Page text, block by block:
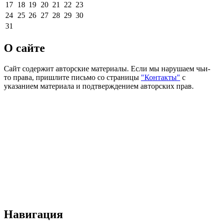
17 18 19 20 21 22 23
24 25 26 27 28 29 30
31
О сайте
Сайт содержит авторские материалы. Если мы нарушаем чьи-
то права, пришлите письмо со страницы "Контакты" с
указанием материала и подтверждением авторских прав.
Навигация